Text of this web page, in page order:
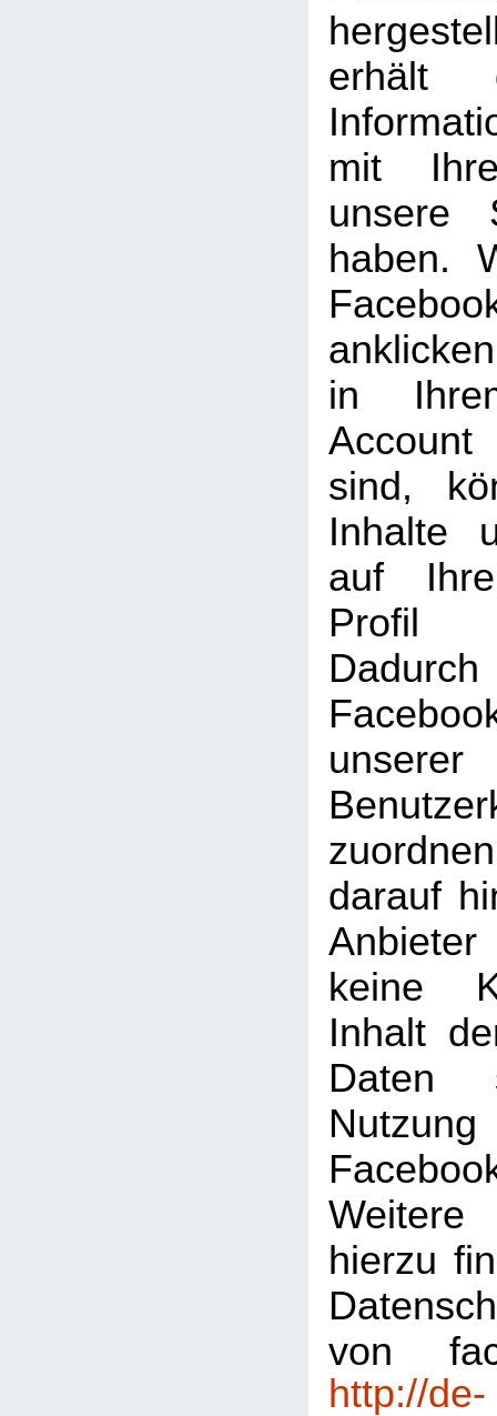
erhält
mit
unsere
haben.
in
sind,
Inhalte
auf
Profil
darauf
keine
Inhalt
Daten
Weitere
hierzu
von
http://de-